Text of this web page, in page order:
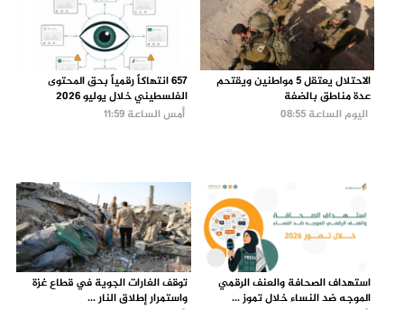
الاحتلال يعتقل 5 مواطنين ويقتحم
عدة مناطق بالضفة
اليوم الساعة 08:55
657 انتهاكاً رقمياً بحق المحتوى
الفلسطيني خلال يوليو 2026
أمس الساعة 11:59
استهداف الصحافة والعنف الرقمي
الموجه ضد النساء خلال تموز ...
توقف الغارات الجوية في قطاع غزة
واستمرار إطلاق النار ...